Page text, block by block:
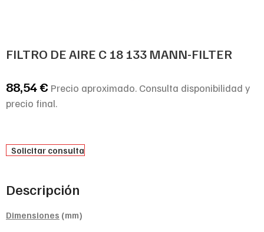
FILTRO DE AIRE C 18 133 MANN-FILTER
88,54€ Precio aproximado. Consulta disponibilidad y
precio final.
Solicitar consulta
Descripción
Dimensiones (mm)